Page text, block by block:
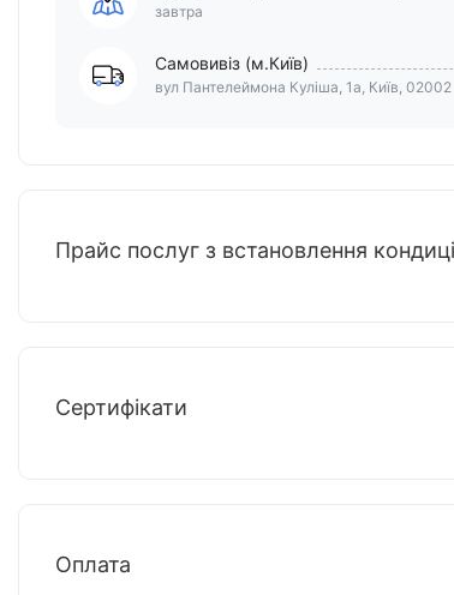
завтра
Самовивіз (м.Київ)
вул Пантелеймона Куліша, 1а, Київ, 02002
Прайс послуг з встановлення
Сертифікати
Оплата